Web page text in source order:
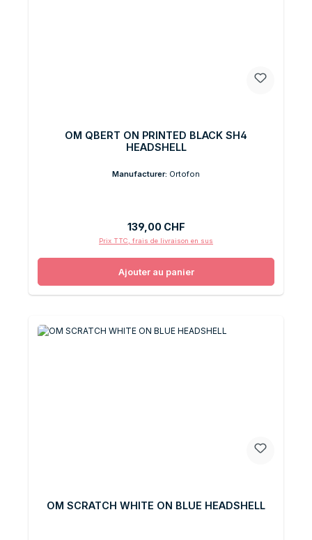
OM QBERT ON PRINTED BLACK SH4
HEADSHELL
Manufacturer: Ortofon
Prix régulier :
139,00 CHF
Prix TTC, frais de livraison en sus
Ajouter au panier
OM SCRATCH WHITE ON BLUE HEADSHELL